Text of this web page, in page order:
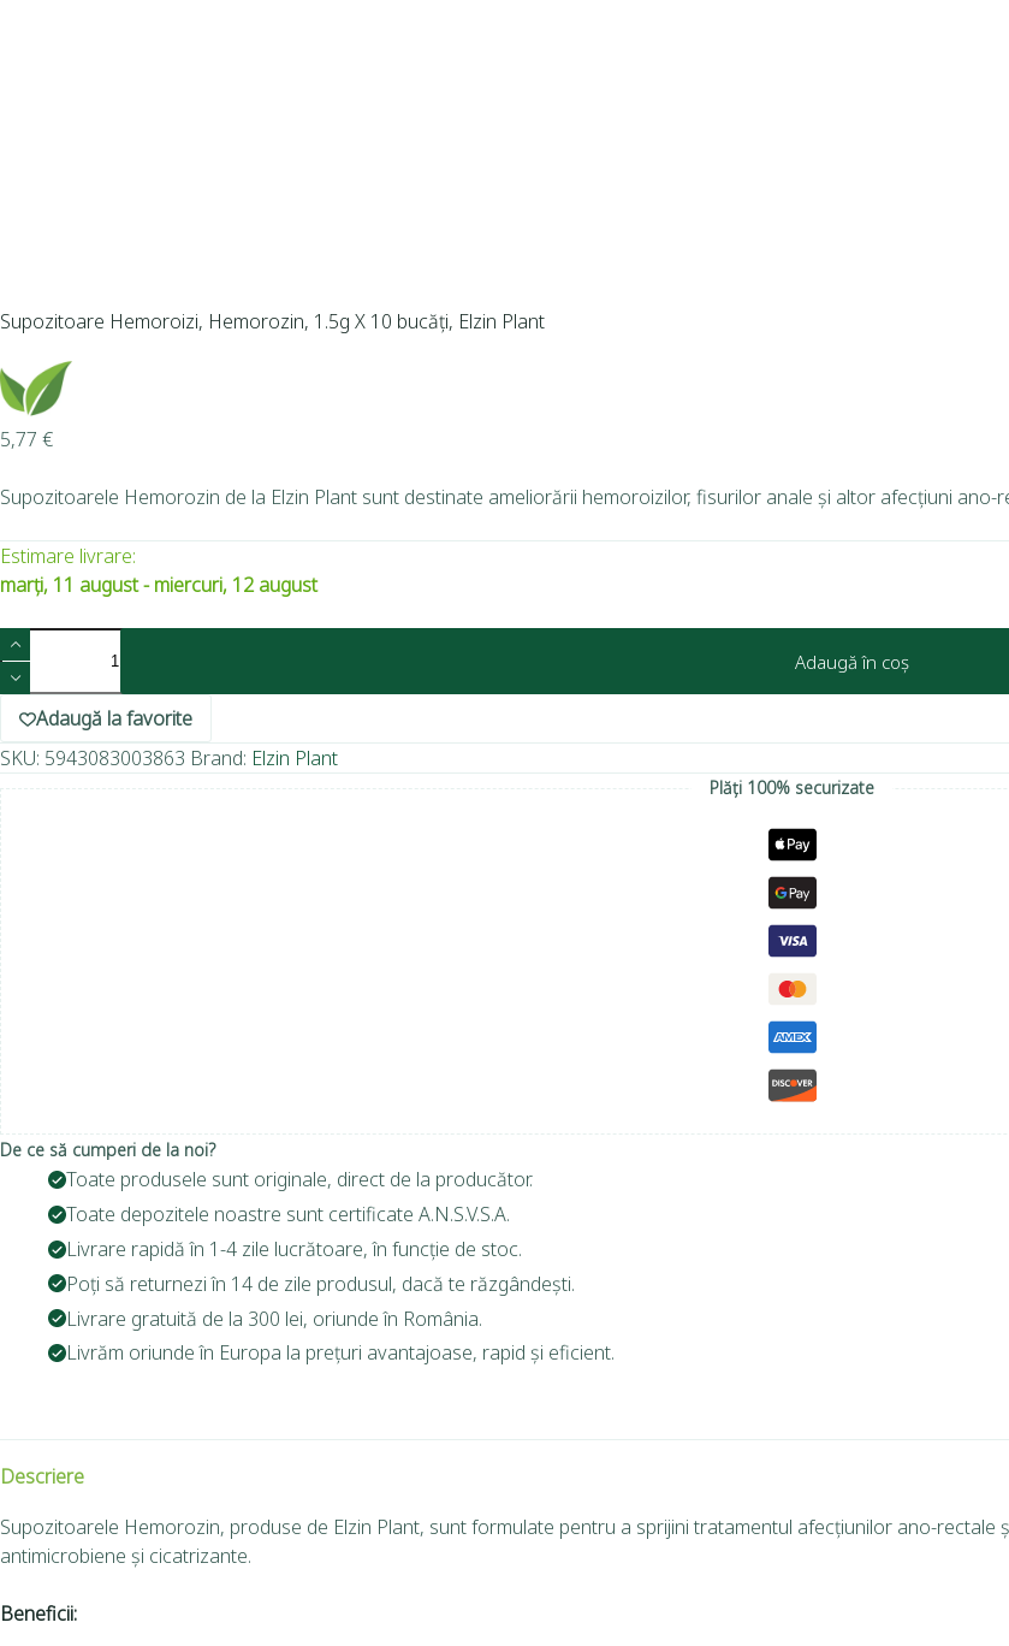
Supozitoare Hemoroizi, Hemorozin, 1.5g X 10 bucăți, Elzin Plant
5,77 €
Supozitoarele Hemorozin de la Elzin Plant sunt destinate ameliorării hemoroizilor, fisurilor anale și altor afecțiuni
Estimare livrare:
marți, 11 august - miercuri, 12 august
Adaugă în coș
Adaugă la favorite
SKU: 5943083003863 Brand: Elzin Plant
Plăți 100% securizate
De ce să cumperi de la noi?
Toate produsele sunt originale, direct de la producător.
Toate depozitele noastre sunt certificate A.N.S.V.S.A.
Livrare rapidă în 1-4 zile lucrătoare, în funcție de stoc.
Poți să returnezi în 14 de zile produsul, dacă te răzgândești.
Livrare gratuită de la 300 lei, oriunde în România.
Livrăm oriunde în Europa la prețuri avantajoase, rapid și eficient.
Descriere
Supozitoarele Hemorozin, produse de Elzin Plant, sunt formulate pentru a sprijini tratamentul afecțiunilor ano-
antimicrobiene și cicatrizante.
Beneficii: